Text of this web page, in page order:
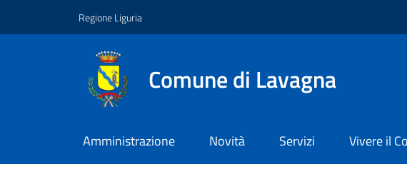
Regione Liguria
Comune di Lavagna
Amministrazione Novità Servizi Vivere il